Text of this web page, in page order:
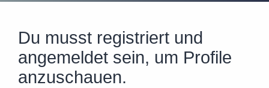
Du musst registriert und
angemeldet sein, um Profile
anzuschauen.